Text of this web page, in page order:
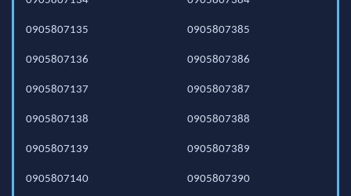
0905807135
0905807136
0905807137
0905807138
0905807139
0905807140
0905807385
0905807386
0905807387
0905807388
0905807389
0905807390